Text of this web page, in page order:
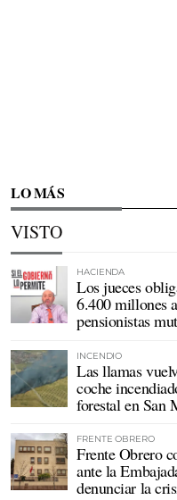
LO MÁS
VISTO
HACIENDA
Los jueces
6.400 millones
pensionistas
INCENDIO
Las llamas
coche
forestal en San
FRENTE OBRERO
Frente Obrero
ante la
denunciar la